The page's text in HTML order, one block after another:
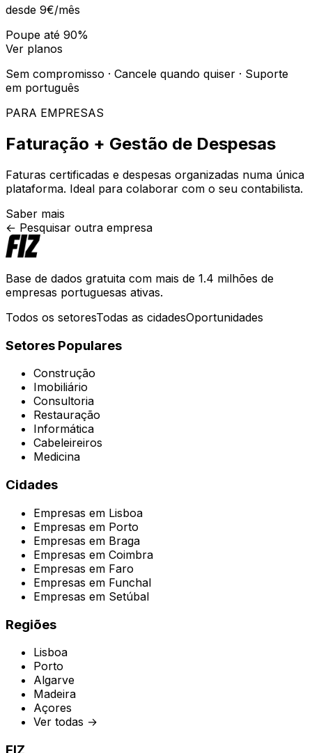
desde 9€/mês
Poupe até 90%
Ver planos
Sem compromisso · Cancele quando quiser · Suporte
em português
PARA EMPRESAS
Faturação + Gestão de Despesas
Faturas certificadas e despesas organizadas numa única
plataforma. Ideal para colaborar com o seu contabilista.
Saber mais
← Pesquisar outra empresa
Base de dados gratuita com mais de 1.4 milhões de
empresas portuguesas ativas.
Todos os setoresTodas as cidadesOportunidades
Setores Populares
Construção
Imobiliário
Consultoria
Restauração
Informática
Cabeleireiros
Medicina
Cidades
Empresas em Lisboa
Empresas em Porto
Empresas em Braga
Empresas em Coimbra
Empresas em Faro
Empresas em Funchal
Empresas em Setúbal
Regiões
Lisboa
Porto
Algarve
Madeira
Açores
Ver todas →